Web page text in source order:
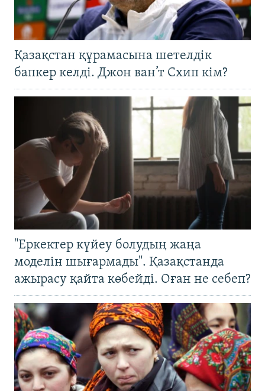
Қазақстан құрамасына шетелдік
бапкер келді. Джон ван’т Схип кім?
"Еркектер күйеу болудың жаңа
моделін шығармады". Қазақстанда
ажырасу қайта көбейді. Оған не себеп?